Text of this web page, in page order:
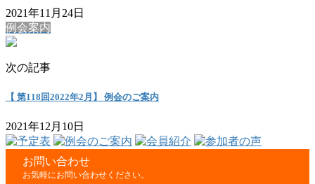
2021年11月24日
例会案内
次の記事
【 第118回2022年2月】 例会のご案内
2021年12月10日
お問い合わせ
お気軽にお問い合わせください。